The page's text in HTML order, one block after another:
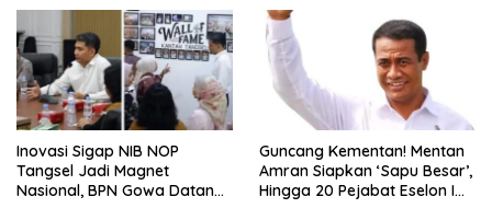
Inovasi Sigap NIB NOP
Tangsel Jadi Magnet
Nasional, BPN Gowa Datang
Guncang Kementan! Mentan
Amran Siapkan ‘Sapu Besar’,
Hingga 20 Pejabat Eselon I